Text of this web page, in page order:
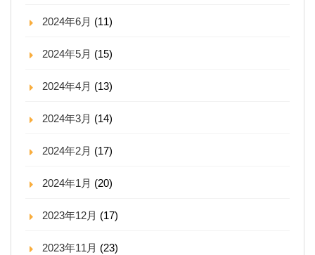
2024年6月 (11)
2024年5月 (15)
2024年4月 (13)
2024年3月 (14)
2024年2月 (17)
2024年1月 (20)
2023年12月 (17)
2023年11月 (23)